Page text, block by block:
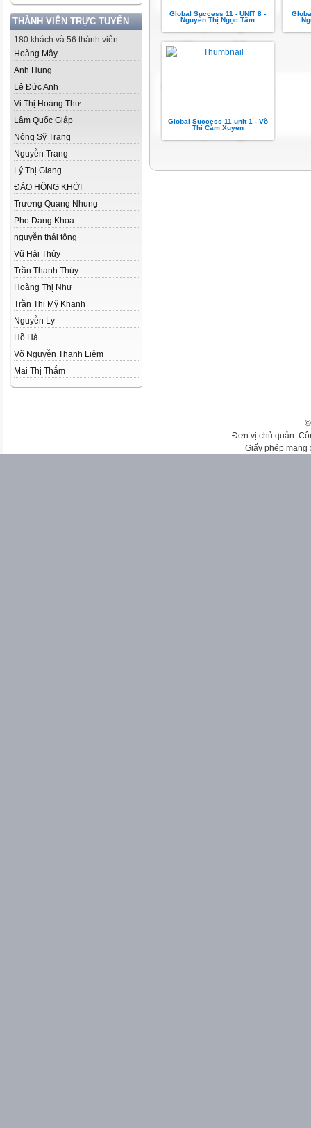
THÀNH VIÊN TRỰC TUYẾN
180 khách và 56 thành viên
Hoàng Mây
Anh Hung
Lê Đức Anh
Vi Thị Hoàng Thư
Lâm Quốc Giáp
Nông Sỹ Trang
Nguyễn Trang
Lý Thị Giang
ĐÀO HỒNG KHỞI
Trương Quang Nhung
Pho Dang Khoa
nguyễn thái tông
Vũ Hải Thủy
Trần Thanh Thúy
Hoàng Thị Như
Trần Thị Mỹ Khanh
Nguyễn Ly
Hồ Hà
Võ Nguyễn Thanh Liêm
Mai Thị Thắm
Global Success 11 - UNIT 8 -
Nguyễn Thị Ngọc Tâm
Global Success 11 unit 1 - Võ
Thi Cåm Xuyen
Đơn vị chủ quản:
Giấy phép mạng